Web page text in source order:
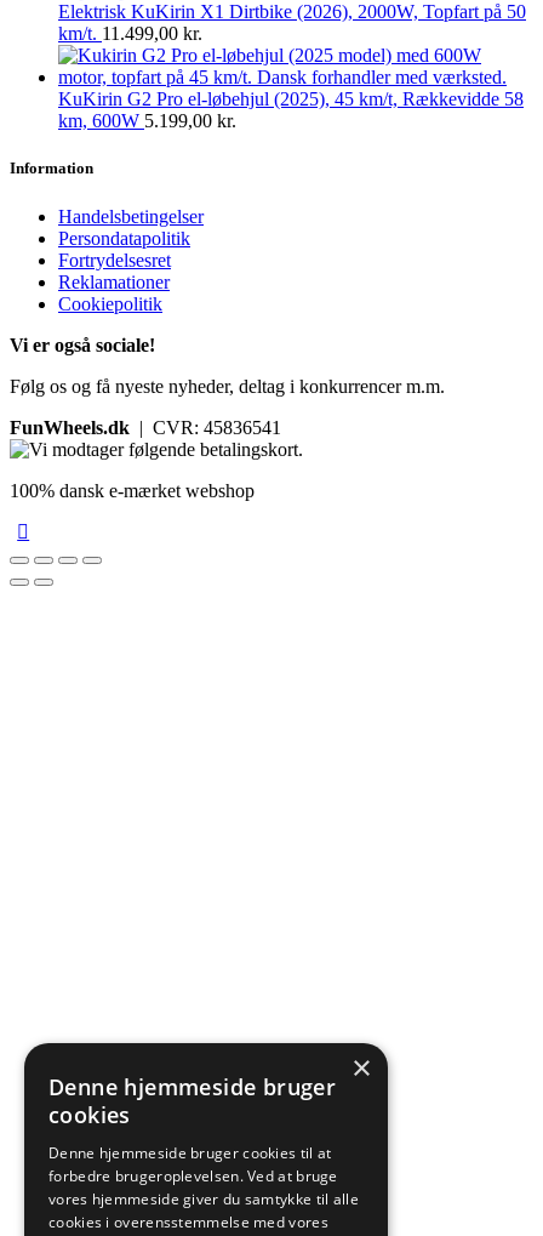
Elektrisk KuKirin X1 Dirtbike (2026), 2000W, Topfart på 50
km/t. 11.499,00 kr.
KuKirin G2 Pro el-løbehjul (2025), 45 km/t, Rækkevidde 58
km, 600W 5.199,00 kr.
Information
Handelsbetingelser
Persondatapolitik
Fortrydelsesret
Reklamationer
Cookiepolitik
Vi er også sociale!
Følg os og få nyeste nyheder, deltag i konkurrencer m.m.
FunWheels.dk | CVR: 45836541
100% dansk e-mærket webshop
×
Denne hjemmeside bruger
cookies
Denne hjemmeside bruger cookies til at
forbedre brugeroplevelsen. Ved at bruge
vores hjemmeside giver du samtykke til alle
cookies i overensstemmelse med vores